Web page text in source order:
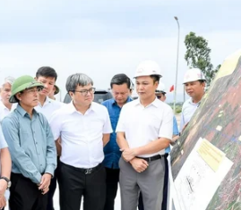
sạt kèm
tại Sơn La
giá chọn nhà
phố cảng